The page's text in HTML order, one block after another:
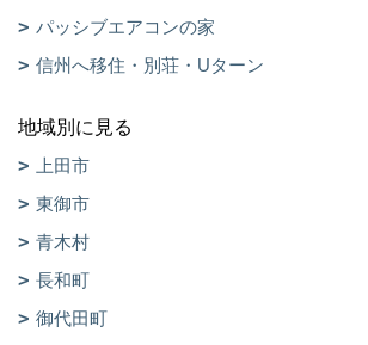
パッシブエアコンの家
信州へ移住・別荘・Uターン
地域別に見る
上田市
東御市
青木村
長和町
御代田町